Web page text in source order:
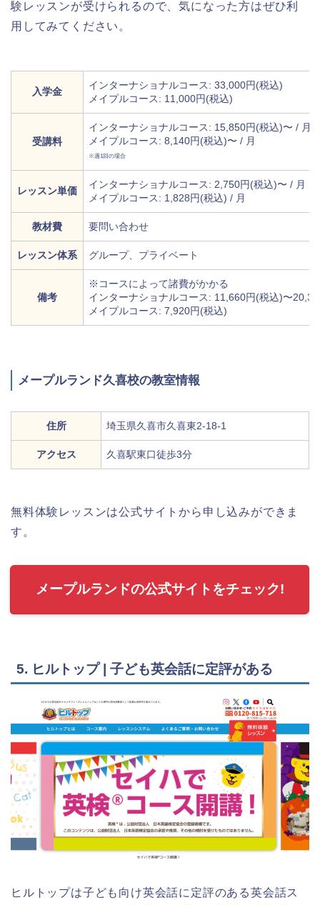
験レッスンが受けられるので、気になった方はぜひ利
用してみてください。
入学金
インターナショナルコース: 33,000円(税込)
メイプルコース: 11,000円(税込)
受講料
インターナショナルコース: 15,850円(税込)〜 / 月
メイプルコース: 8,140円(税込)〜 / 月
※週1回の場合
レッスン単価
インターナショナルコース: 2,750円(税込)〜 / 月
メイプルコース: 1,828円(税込) / 月
教材費 要問い合わせ
レッスン体系 グループ、プライベート
備考
※コースによって諸費がかかる
インターナショナルコース: 11,660円(税込)〜
メイプルコース: 7,920円(税込)
メープルランド久喜校の教室情報
住所 埼玉県久喜市久喜東2-18-1
アクセス 久喜駅東口徒歩3分
無料体験レッスンは公式サイトから申し込みができま
す。
メープルランドの公式サイトをチェック!
5. ヒルトップ | 子ども英会話に定評がある
ヒルトップは子ども向け英会話に定評のある英会話ス